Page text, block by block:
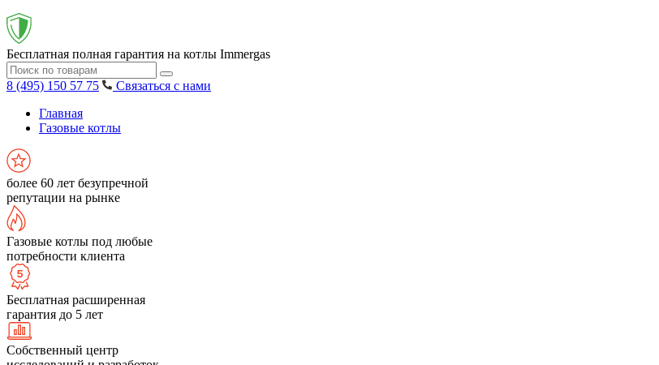
Бесплатная полная гарантия на котлы Immergas
8 (495) 150 57 75
Связаться с нами
Главная
Газовые котлы
более 60 лет безупречной
репутации на рынке
Газовые котлы под любые
потребности клиента
Бесплатная расширенная
гарантия до 5 лет
Собственный центр